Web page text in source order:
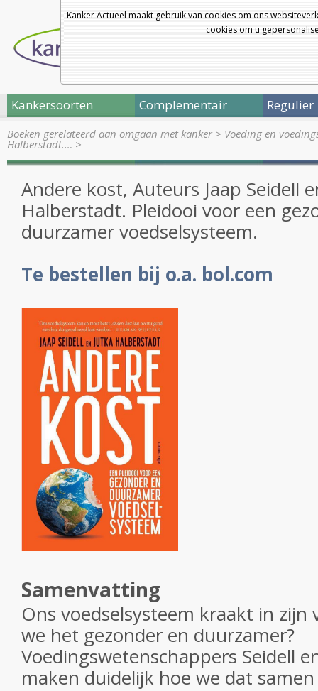
Kanker Actueel maakt gebruik van cookies om ons
cookies om u
Kankersoorten Complementair Regulier
Boeken gerelateerd aan omgaan met kanker> Voeding en
Halberstadt.… >
Andere kost, Auteurs Jaap Seidell
Halberstadt. Pleidooi voor een
duurzamer voedselsysteem.
Te bestellen bij o.a. bol.com
Samenvatting
Ons voedselsysteem kraakt in zijn
we het gezonder en duurzamer?
Voedingswetenschappers Seidell
maken duidelijk hoe we dat